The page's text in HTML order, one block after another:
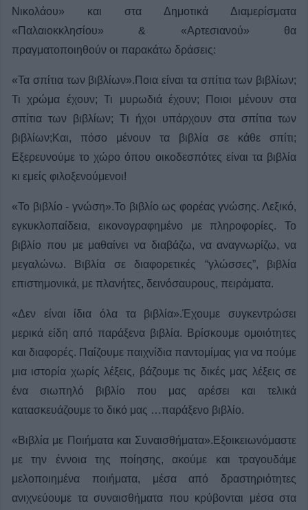
Νικολάου» και στα Δημοτικά Διαμερίσματα
«Παλαιοκκλησίου» & «Αρτεσιανού» θα
πραγματοποιηθούν οι παρακάτω δράσεις:
«Τα σπίτια των βιβλίων».Ποια είναι τα σπίτια των βιβλίων;
Τι χρώμα έχουν; Τι μυρωδιά έχουν; Ποιοι μένουν στα
σπίτια των βιβλίων; Tι ήχοι υπάρχουν στα σπίτια των
βιβλίων;Και, πόσο μένουν τα βιβλία σε κάθε σπίτι;
Εξερευνούμε το χώρο όπου οικοδεσπότες είναι τα βιβλία
κι εμείς φιλοξενούμενοι!
«Το βιβλίο - γνώση».Το βιβλίο ως φορέας γνώσης. Λεξικό,
εγκυκλοπαίδεια, εικονογραφημένο με πληροφορίες. Το
βιβλίο που με μαθαίνει να διαβάζω, να αναγνωρίζω, να
μεγαλώνω. Βιβλία σε διαφορετικές “γλώσσες”, βιβλία
επιστημονικά, με πλανήτες, δεινόσαυρους, πειράματα.
«Δεν είναι ίδια όλα τα βιβλία».Έχουμε συγκεντρώσει
μερικά είδη από παράξενα βιβλία. Βρίσκουμε ομοιότητες
και διαφορές. Παίζουμε παιχνίδια παντομίμας για να πούμε
μια ιστορία χωρίς λέξεις, βάζουμε τις δικές μας λέξεις σε
ένα σιωπηλό βιβλίο που μας αρέσει και τελικά
κατασκευάζουμε το δικό μας …παράξενο βιβλίο.
«Βιβλία με Ποιήματα και Συναισθήματα».Εξοικειωνόμαστε
με την έννοια της ποίησης, ακούμε και τραγουδάμε
μελοποιημένα ποιήματα, μέσα από δραστηριότητες
ανιχνεύουμε τα συναισθήματα που κρύβονται μέσα στα